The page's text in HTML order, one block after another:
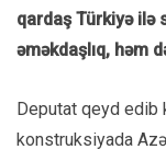
qardaş Türkiyə ilə
əməkdaşlıq, həm
Deputat qeyd edib
konstruksiyada